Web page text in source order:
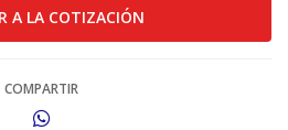
COMPARTIR